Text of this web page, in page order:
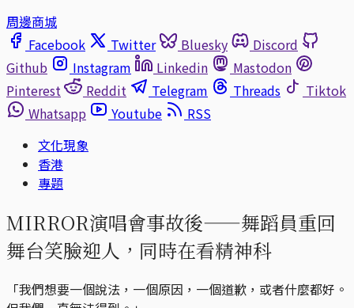
周邊商城
Facebook
Twitter Bluesky
Discord
Github
Instagram Linkedin
Mastodon
Pinterest
Reddit Telegram Threads
Tiktok
Whatsapp
Youtube
RSS
文化現象
香港
專題
MIRROR演唱會事故後——舞蹈員重回
舞台笑臉迎人，同時在看精神科
「我們想要一個說法，一個原因，一個道歉，或者什麼都好。